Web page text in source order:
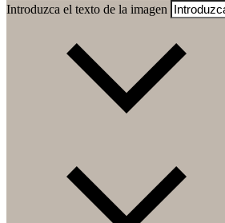
Introduzca el texto de la imagen